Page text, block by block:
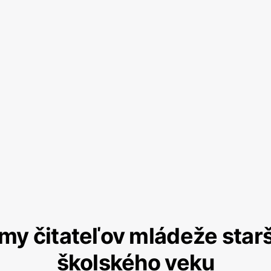
čitateľov mládeže
školského veku